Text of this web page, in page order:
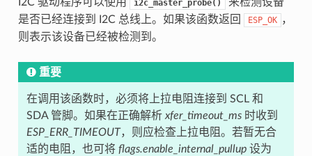
i2c_master_probe()
是否已经连接到 I2C 总线上。如果该函数返回
ESP_OK ，
则表示该设备已经被检测到。
重要
在调用该函数时，必须将上拉电阻连接到 SCL 和
SDA 管脚。如果在正确解析 xfer_timeout_ms时收到
ESP_ERR_TIMEOUT，则应检查上拉电阻。若暂无合
适的电阻，也可将 flags.enable_internal_pullup设为